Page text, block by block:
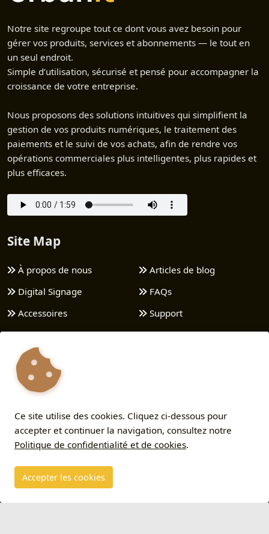
Notre site regroupe tout ce dont vous avez besoin pour
gérer vos produits, services et abonnements — le tout en
un seul endroit.
Simple d’utilisation, sécurisé et pensé pour accompagner la
croissance de votre entreprise.
Nous proposons des solutions intuitives qui simplifient la
gestion de vos produits numériques, le traitement des
paiements et le suivi de vos achats, afin de rendre vos
opérations commerciales plus intelligentes, plus rapides et
plus efficaces.
Site Map
À propos de nous
Digital Signage
Accessoires
Nos Packs
Widgets
ESL | E-paper
Applications
Services
Articles de blog
FAQs
Support
Contact
Termes et conditions
Ce site utilise des cookies. Cliquez ci-dessous pour
accepter et continuer la navigation, consultez notre
Politique de confidentialité et de cookies.
Accepter les cookies